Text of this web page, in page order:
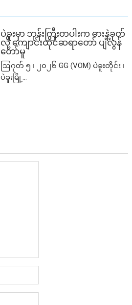
ပဲခူးမှာ ဘုန်းကြီးတပါးက ဓားနဲ့ခုတ်
လို့ ကျောင်းထိုင်ဆရာတော် ပျံလွန်
တော်မူ
ဩဂုတ် ၅ ၊ ၂၀၂၆ GG (VOM) ပဲခူးတိုင်း ၊
ပဲခူးမြို့...